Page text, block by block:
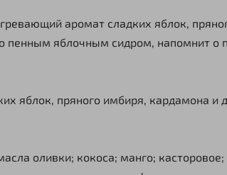
аромат сладких яблок,
пенным яблочным сидром, напомнит о
яблок, пряного имбиря, кардамона и
оливки; кокоса; манго;